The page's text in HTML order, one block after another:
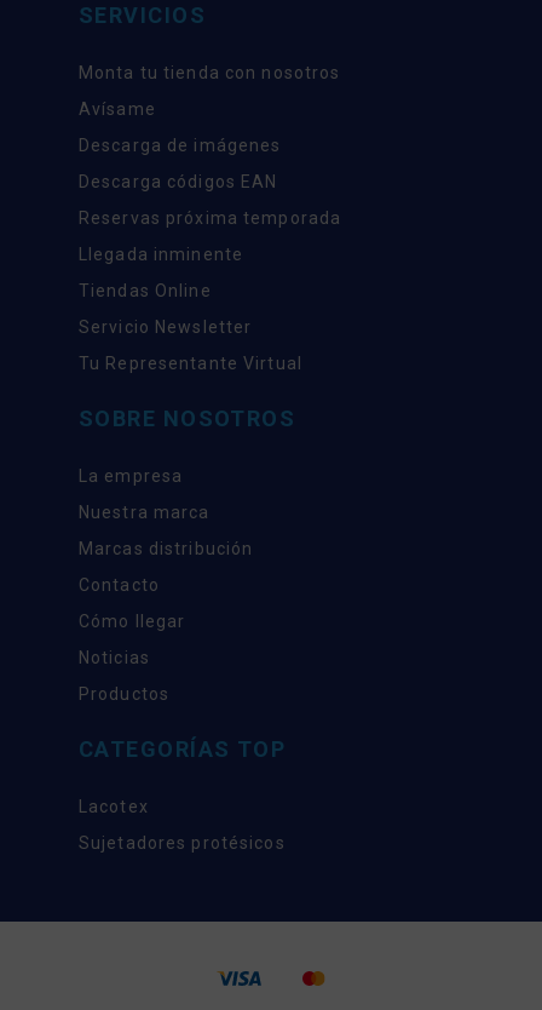
SERVICIOS
Monta tu tienda con nosotros
Avísame
Descarga de imágenes
Descarga códigos EAN
Reservas próxima temporada
Llegada inminente
Tiendas Online
Servicio Newsletter
Tu Representante Virtual
SOBRE NOSOTROS
La empresa
Nuestra marca
Marcas distribución
Contacto
Cómo llegar
Noticias
Productos
CATEGORÍAS TOP
Lacotex
Sujetadores protésicos